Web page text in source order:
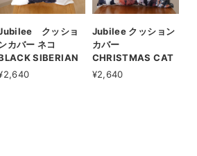
クッショ
カバー ネコ
SIBERIAN
Jubilee クッション
カバー
CHRISTMAS CAT
¥2,640